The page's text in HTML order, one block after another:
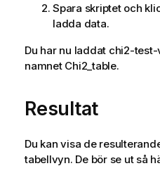
Spara skriptet och
ladda data.
Du har nu laddat chi2-test-
namnet Chi2_table.
Resultat
Du kan visa de
tabellvyn. De bör se ut så